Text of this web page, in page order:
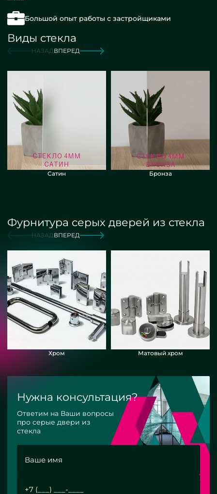
Большой опыт работы с застройщиками
Виды стекла
НАЗАДВПЕРЕД
Сатин Бронза
Фурнитура серых дверей из стекла
НАЗАДВПЕРЕД
Хром Матовый хром
Нужна консультация?
Ответим на Ваши вопросы
про серые двери из
стекла